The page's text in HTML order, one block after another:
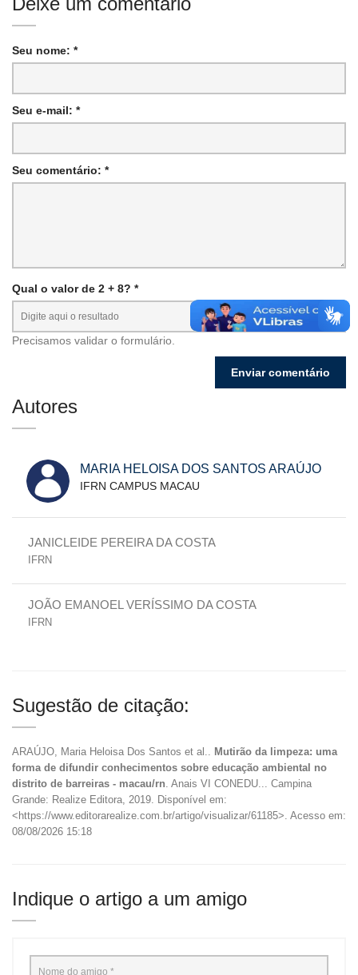
Seu nome: *
Seu e-mail: *
Seu comentário: *
Qual o valor de 2 + 8? *
Precisamos validar o formulário.
Autores
MARIA HELOISA DOS SANTOS ARAÚJO
IFRN CAMPUS MACAU
JANICLEIDE PEREIRA DA COSTA
IFRN
JOÃO EMANOEL VERÍSSIMO DA COSTA
IFRN
Sugestão de citação:
ARAÚJO, Maria Heloisa Dos Santos et al.. Mutirão da limpeza: uma
forma de difundir conhecimentos sobre educação ambiental no
distrito de barreiras - macau/rn. Anais VI CONEDU... Campina
Grande: Realize Editora, 2019. Disponível em:
<https://www.editorarealize.com.br/artigo/visualizar/61185>. Acesso em:
08/08/2026 15:18
Indique o artigo a um amigo